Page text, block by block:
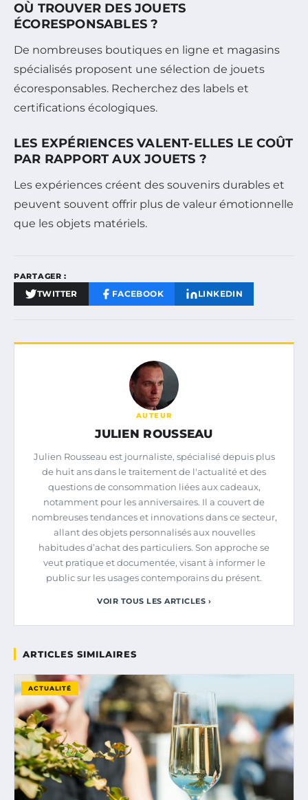
OÙ TROUVER DES JOUETS
ÉCORESPONSABLES ?
De nombreuses boutiques en ligne et magasins
spécialisés proposent une sélection de jouets
écoresponsables. Recherchez des labels et
certifications écologiques.
LES EXPÉRIENCES VALENT-ELLES LE COÛT
PAR RAPPORT AUX JOUETS ?
Les expériences créent des souvenirs durables et
peuvent souvent offrir plus de valeur émotionnelle
que les objets matériels.
PARTAGER :
TWITTER FACEBOOK LINKEDIN
AUTEUR
JULIEN ROUSSEAU
Julien Rousseau est journaliste, spécialisé depuis plus
de huit ans dans le traitement de l'actualité et des
questions de consommation liées aux cadeaux,
notamment pour les anniversaires. Il a couvert de
nombreuses tendances et innovations dans ce secteur,
allant des objets personnalisés aux nouvelles
habitudes d’achat des particuliers. Son approche se
veut pratique et documentée, visant à informer le
public sur les usages contemporains du présent.
VOIR TOUS LES ARTICLES ›
ARTICLES SIMILAIRES
ACTUALITÉ